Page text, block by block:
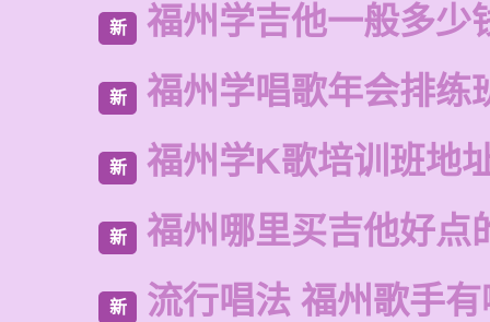
新 福州学吉他一般多少
新 福州学唱歌年会排练
新 福州学K歌培训班地
新 福州哪里买吉他好点
新 流行唱法 福州歌手